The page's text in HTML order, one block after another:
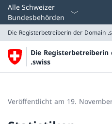
Alle Schweizer
Bundesbehörden
Die Registerbetreiberin der Domain
Die Registerbetreiberin
.swiss
Veröffentlicht am 19.